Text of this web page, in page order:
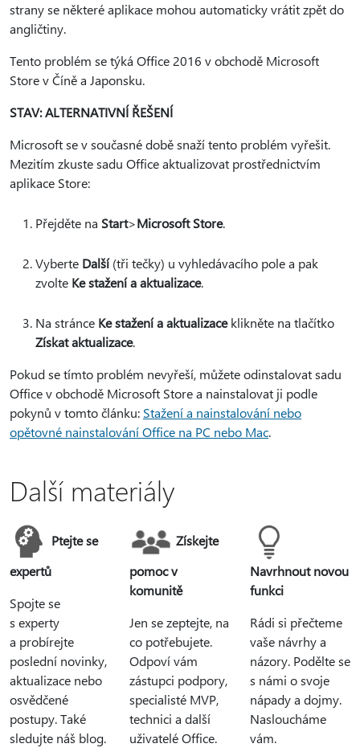
strany se některé aplikace mohou automaticky vrátit zpět do
angličtiny.
Tento problém se týká Office 2016 v obchodě Microsoft
Store v Číně a Japonsku.
STAV: ALTERNATIVNÍ ŘEŠENÍ
Microsoft se v současné době snaží tento problém vyřešit.
Mezitím zkuste sadu Office aktualizovat prostřednictvím
aplikace Store:
Přejděte na Start>Microsoft Store.
Vyberte Další(tři tečky) u vyhledávacího pole a pak
zvolte Ke stažení a aktualizace.
Na stránce Ke stažení a aktualizaceklikněte na tlačítko
Získat aktualizace.
Pokud se tímto problém nevyřeší, můžete odinstalovat sadu
Office v obchodě Microsoft Store a nainstalovat ji podle
pokynů v tomto článku: Stažení a nainstalování nebo
opětovné nainstalování Office na PC nebo Mac.
Další materiály
Ptejte se
expertů
Spojte se
s experty
a probírejte
poslední novinky,
aktualizace nebo
osvědčené
postupy. Také
sledujte náš blog.
Získejte
pomoc v
komunitě
Jen se zeptejte, na
co potřebujete.
Odpoví vám
zástupci podpory,
specialisté MVP,
technici a další
uživatelé Office.
Navrhnout novou
funkci
Rádi si přečteme
vaše návrhy a
názory. Podělte se
s námi o svoje
nápady a dojmy.
Nasloucháme
vám.